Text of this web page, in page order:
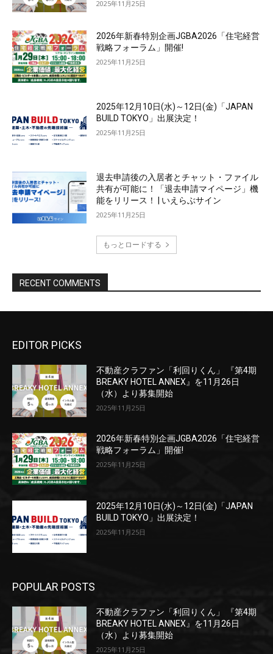
EDITOR PICKS
不動産クラファン「利回りくん」 『第4期
BREAKY HOTEL ANNEX』を11月26日
（水）より募集開始
2025年11月25日
2026年新春特別企画JGBA2026「住宅経営
戦略フォーラム」開催!
2025年11月25日
2025年12月10日(水)～12日(金)「JAPAN
BUILD TOKYO」出展決定！
2025年11月25日
POPULAR POSTS
不動産クラファン「利回りくん」 『第4期
BREAKY HOTEL ANNEX』を11月26日
（水）より募集開始
2025年11月25日